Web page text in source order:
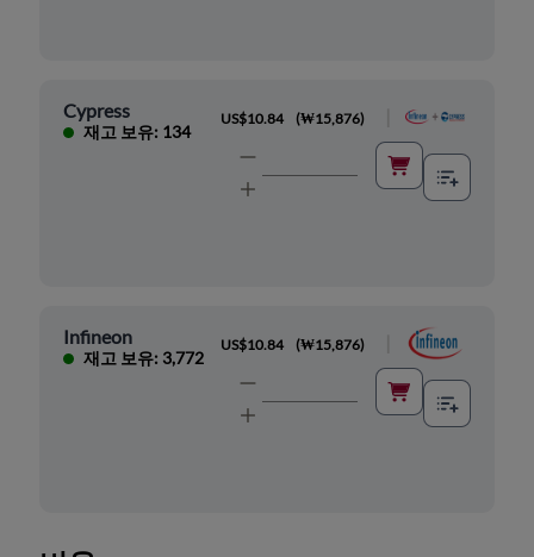
Cypress
재고 보유: 134
US$10.84 (₩15,876)
Infineon
재고 보유: 3,772
US$10.84 (₩15,876)